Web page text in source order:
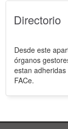
Directorio
Desde este
órganos
estan
FACe.